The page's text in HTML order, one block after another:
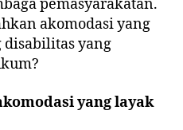
pemasyarakatan.
akomodasi yang
disabilitas yang
yang layak